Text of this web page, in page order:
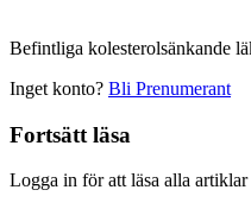
Befintliga kolesterolsänkande
Inget konto? Bli Prenumerant
Fortsätt läsa
Logga in för att läsa alla